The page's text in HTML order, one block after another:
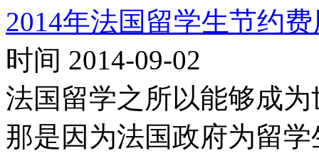
2014年法国留学生节约
时间 2014-09-02
法国留学之所以能够成
那是因为法国政府为留